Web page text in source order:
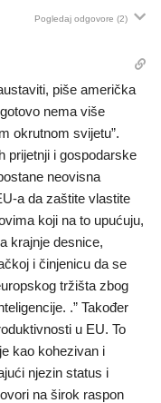
Pogledaj odgovore (2)
piše američka
nema više
okrutnom svijetu”.
prijetnji i gospodarske
neovisna
a da zaštite vlastite
koji na to upućuju,
krajnje desnice,
i činjenicu da se
tržišta zbog
.” Također
u EU. To
kao kohezivan i
njezin status i
na širok raspon